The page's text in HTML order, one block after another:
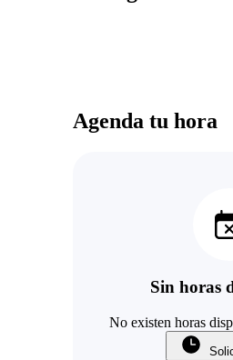
Agenda tu hora
Sin horas
No existen horas